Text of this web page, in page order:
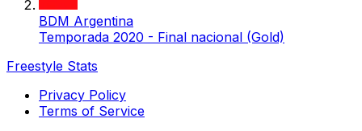
BDM Argentina
Temporada 2020 - Final nacional (Gold)
Freestyle Stats
Privacy Policy
Terms of Service